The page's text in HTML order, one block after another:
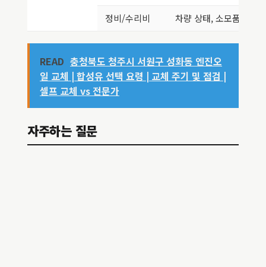
정비/수리비 차량 상태, 소모품 교체
READ 충청북도 청주시 서원구 성화동 엔진오
일 교체 | 합성유 선택 요령 | 교체 주기 및 점검 |
셀프 교체 vs 전문가
자주하는 질문